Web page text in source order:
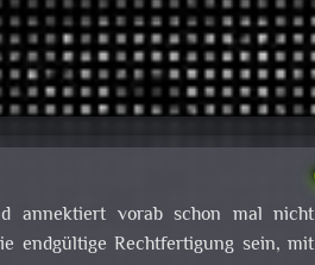
annektiert vorab schon mal nicht
endgültige Rechtfertigung sein, mit